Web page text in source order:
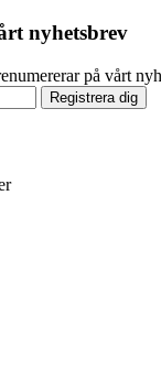
nyhetsbrev
på vårt
Registrera dig